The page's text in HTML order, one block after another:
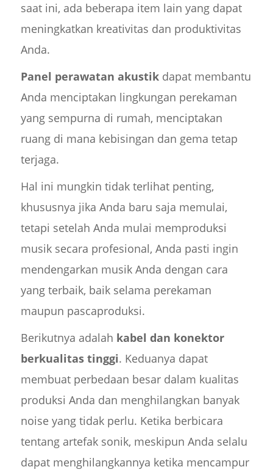
saat ini, ada beberapa item lain yang dapat
meningkatkan kreativitas dan produktivitas
Anda.
Panel perawatan akustikdapat membantu
Anda menciptakan lingkungan perekaman
yang sempurna di rumah, menciptakan
ruang di mana kebisingan dan gema tetap
terjaga.
Hal ini mungkin tidak terlihat penting,
khususnya jika Anda baru saja memulai,
tetapi setelah Anda mulai memproduksi
musik secara profesional, Anda pasti ingin
mendengarkan musik Anda dengan cara
yang terbaik, baik selama perekaman
maupun pascaproduksi.
Berikutnya adalah kabel dan konektor
berkualitas tinggi. Keduanya dapat
membuat perbedaan besar dalam kualitas
produksi Anda dan menghilangkan banyak
noise yang tidak perlu. Ketika berbicara
tentang artefak sonik, meskipun Anda selalu
dapat menghilangkannya ketika mencampur